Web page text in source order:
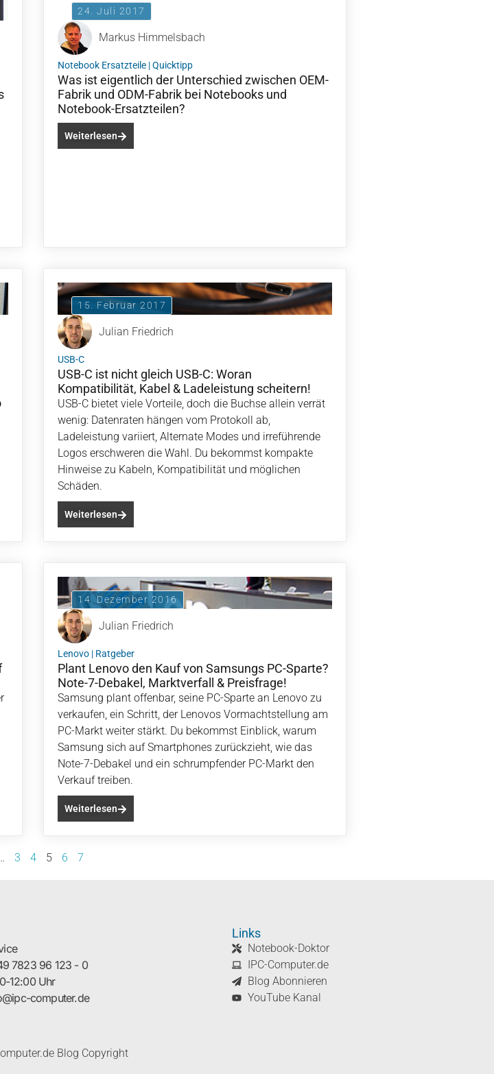
24. Juli 2017
Markus Himmelsbach
Notebook Ersatzteile |Quicktipp
Was ist eigentlich der Unterschied zwischen OEM-
Fabrik und ODM-Fabrik bei Notebooks und
Notebook-Ersatzteilen?
Weiterlesen
15. Februar 2017
Julian Friedrich
USB-C
USB-C ist nicht gleich USB-C: Woran
Kompatibilität, Kabel & Ladeleistung scheitern!
USB-C bietet viele Vorteile, doch die Buchse allein verrät
wenig: Datenraten hängen vom Protokoll ab,
Ladeleistung variiert, Alternate Modes und irreführende
Logos erschweren die Wahl. Du bekommst kompakte
Hinweise zu Kabeln, Kompatibilität und möglichen
Schäden.
Weiterlesen
14. Dezember 2016
Julian Friedrich
Lenovo | Ratgeber
Plant Lenovo den Kauf von Samsungs PC-Sparte?
Note-7-Debakel, Marktverfall & Preisfrage!
Samsung plant offenbar, seine PC-Sparte an Lenovo zu
verkaufen, ein Schritt, der Lenovos Vormachtstellung am
PC-Markt weiter stärkt. Du bekommst Einblick, warum
Samsung sich auf Smartphones zurückzieht, wie das
Note-7-Debakel und ein schrumpfender PC-Markt den
Verkauf treiben.
Weiterlesen
3 4 5 6 7
7823 96 123 - 0
12:00 Uhr
computer.de
Links
Notebook-Doktor
IPC-Computer.de
Blog Abonnieren
YouTube Kanal
Blog Copyright